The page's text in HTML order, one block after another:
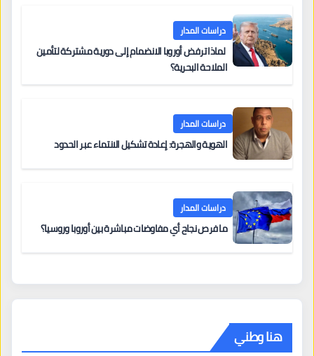
دراسات المدار
لماذا ترفض أوروبا الانضمام إلى دورية مشتركة لتأمين
الملاحة البحرية؟
دراسات المدار
الهوية والهجرة: إعادة تشكيل الانتماء عبر الحدود
دراسات المدار
ما فرص نجاح أي مفاوضات مباشرة بين أوروبا وروسيا؟
هنا وطني